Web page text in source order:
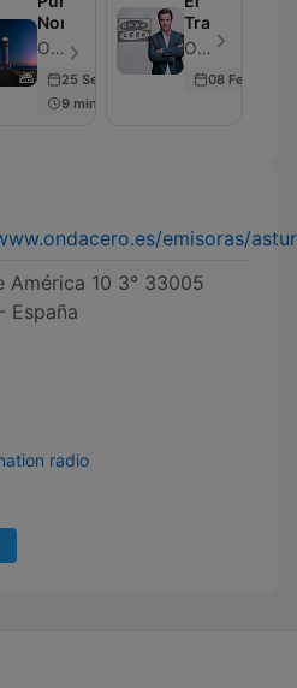
Norte
OndaCero - Épisode 300
25 Sep 2025
9 min
Transistor
OndaCero - Épisode 300
08 Feb 2024
emisoras/
América 10 3° 33005
España
radio